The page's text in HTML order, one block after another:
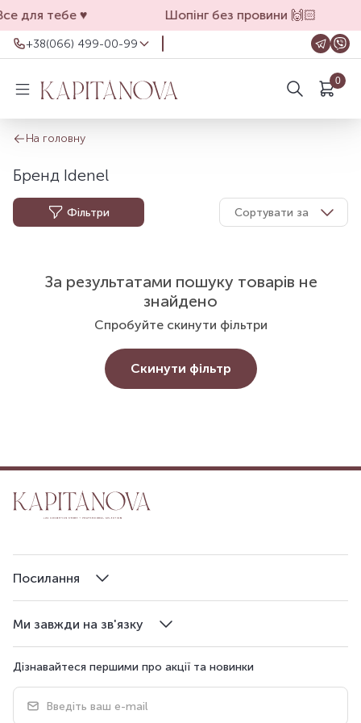
для тебе ♥️ Шопінг без провини 🙌🏻
+38(066) 499-00-99
Для замовлень на сайті
+38(099) 069-90-00
Магазин Харків
цілодобово, зв'язатися з нами можна з
11.00 до 19.00
0
На головну
Бренд Idenel
Фільтри Сортувати за
За результатами пошуку товарів не
знайдено
Спробуйте скинути фільтри
Скинути фільтр
Ми завжди на зв'язку
Посилання
Дізнавайтеся першими про акції та новинки